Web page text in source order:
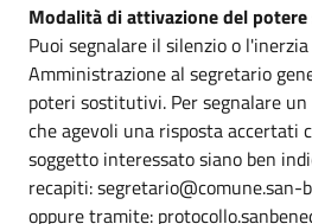
Modalità di attivazione del
Puoi segnalare il silenzio o
Amministrazione al segretario
poteri sostitutivi. Per segnalare
che agevoli una risposta accertati
soggetto interessato siano ben
recapiti:
oppure tramite: